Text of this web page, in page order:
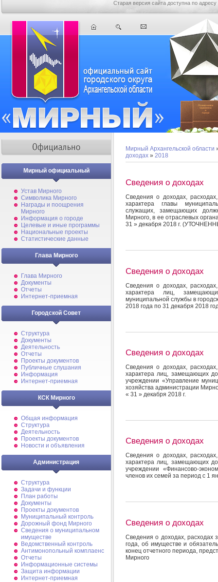
Старая версия сайта доступна по адресу
Мирный официальный
Устав Мирного
Символика Мирного
Награды и поощрения
Мирного
Информация о городе
Целевые и иные программы
Национальные проекты
Статистические данные
Глава Мирного
Глава Мирного
Документы
Отчеты
Интернет-приемная
Городской Совет
Структура
Документы
Деятельность
Отчеты
Проекты документов
Публичные слушания
Информация
Интернет-приемная
КСК Мирного
Общая информация
Структура
Деятельность
Проекты документов
Новости и объявления
Администрация
Структура
Задачи и функции
План работы
Документы
Проекты документов
Муниципальный контроль
Дорожный фонд Мирного
Cведения о муниципальном
имуществе
Ведомственный контроль
Антимонопольный комплаенс
Отчеты
Информационные системы
Защита информации
Интернет-приемная
Мирный Архангельской области
доходах » 2018
Сведения о доходах
Сведения о доходах,
характера главы
служащих, замещающих
Мирного, в ее отраслевых
31 » декабря 2018 г.
Сведения о доходах
Сведения о доходах,
характера лиц,
муниципальной службы в
2018 года по 31 декабря 2018
Сведения о доходах
Сведения о доходах,
характера лиц, замещающих
учреждении «Управление
хозяйства администрации
« 31 » декабря 2018 г.
Сведения о доходах
Сведения о доходах,
характера лиц, замещающих
учреждении «Финансово-
членов их семей за период с 1
Сведения о доходах
Сведения о доходах, расходах
года, об имуществе и
конец отчетного периода,
Мирного